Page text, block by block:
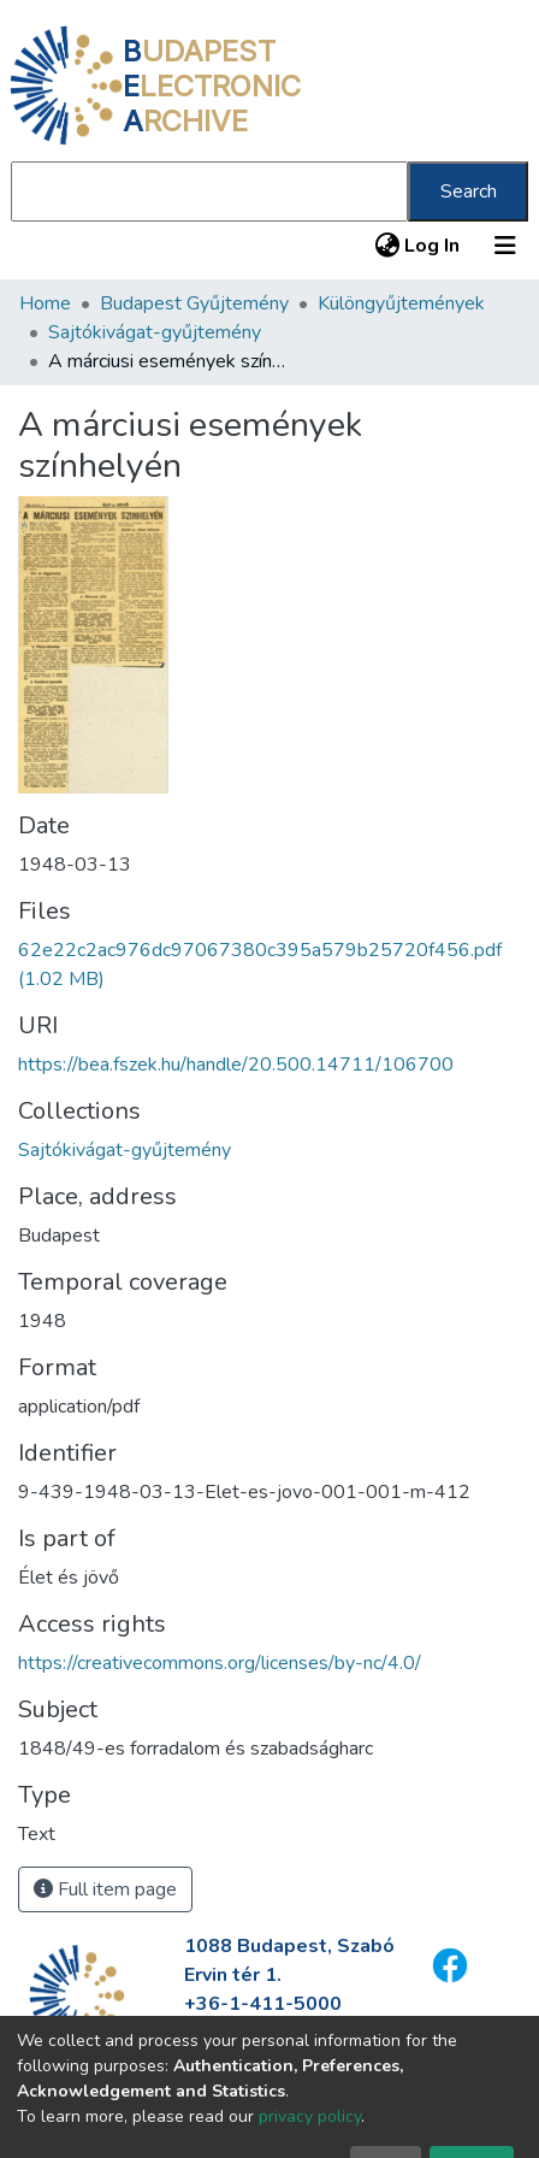
BUDAPEST
ELECTRONIC
ARCHIVE
Search
Log In (current)
Communities & Collections
All of DSpace
About us
Home Budapest Gyűjtemény
Különgyűjtemények
Sajtókivágat-gyűjtemény
A márciusi események színhelyén
A márciusi események
színhelyén
Date
1948-03-13
Files
62e22c2ac976dc97067380c395a579b25720f456.pdf
(1.02 MB)
URI
https://bea.fszek.hu/handle/20.500.14711/106700
Collections
Sajtókivágat-gyűjtemény
Place, address
Budapest
Temporal coverage
1948
Format
application/pdf
Identifier
9-439-1948-03-13-Elet-es-jovo-001-001-m-412
Is part of
Élet és jövő
Access rights
https://creativecommons.org/licenses/by-nc/4.0/
Subject
1848/49-es forradalom és szabadságharc
Type
Text
Full item page
1088 Budapest, Szabó
Ervin tér 1.
+36-1-411-5000
info@fszek.hu
https://fszek.hu
We collect and process your personal information for the
following purposes: Authentication, Preferences,
Acknowledgement and Statistics.
To learn more, please read our privacy policy.